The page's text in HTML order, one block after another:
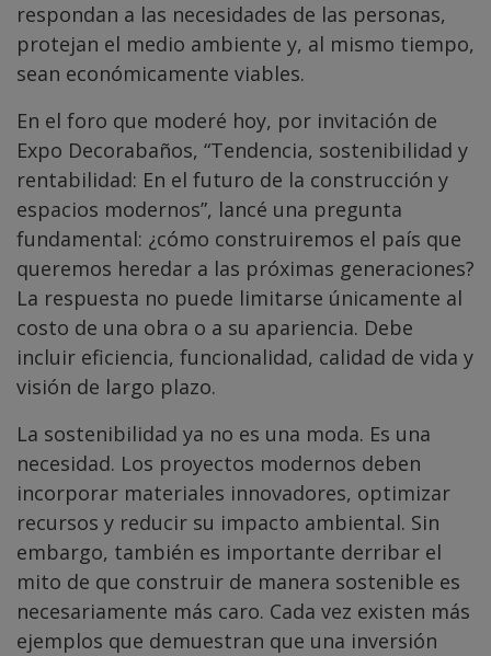
respondan a las necesidades de las personas,
protejan el medio ambiente y, al mismo tiempo,
sean económicamente viables.
En el foro que moderé hoy, por invitación de
Expo Decorabaños, “Tendencia, sostenibilidad y
rentabilidad: En el futuro de la construcción y
espacios modernos”, lancé una pregunta
fundamental: ¿cómo construiremos el país que
queremos heredar a las próximas generaciones?
La respuesta no puede limitarse únicamente al
costo de una obra o a su apariencia. Debe
incluir eficiencia, funcionalidad, calidad de vida y
visión de largo plazo.
La sostenibilidad ya no es una moda. Es una
necesidad. Los proyectos modernos deben
incorporar materiales innovadores, optimizar
recursos y reducir su impacto ambiental. Sin
embargo, también es importante derribar el
mito de que construir de manera sostenible es
necesariamente más caro. Cada vez existen más
ejemplos que demuestran que una inversión